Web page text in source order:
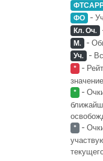
ФО -
Кл. Оч.
М. -
Уч. -
* -
* -
* -